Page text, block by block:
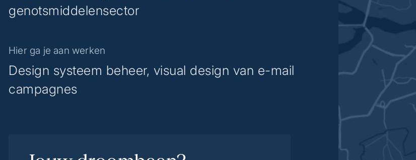
genotsmiddelensector
Hier ga je aan werken
Design systeem beheer, visual design van e-mail
campagnes